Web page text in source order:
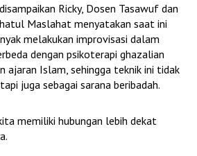
Ricky, Dosen Tasawuf dan
Maslahat menyatakan saat ini
melakukan improvisasi dalam
dengan psikoterapi ghazalian
ajaran Islam, sehingga teknik ini tidak
juga sebagai sarana beribadah.
memiliki hubungan lebih dekat